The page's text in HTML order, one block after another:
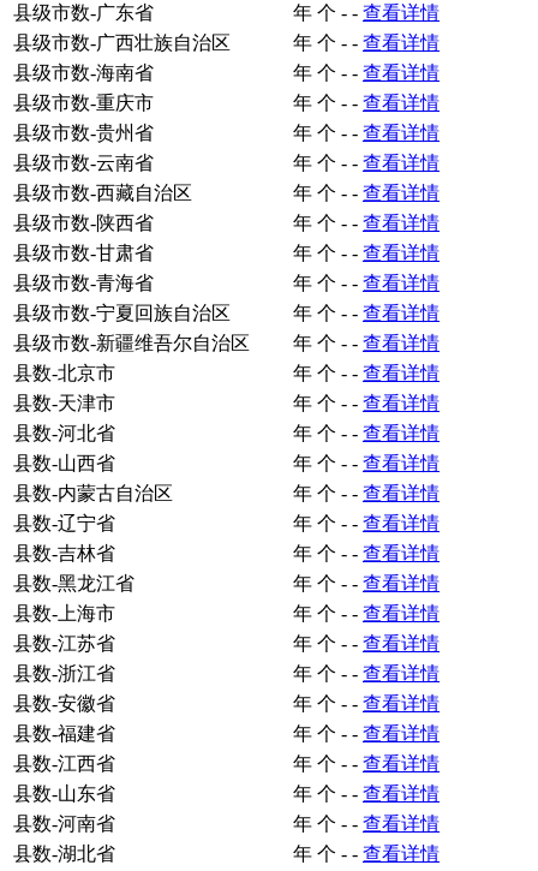
县级市数-广东省
年 个 - - 查看详情
县级市数-广西壮族自治区
年 个 - - 查看详情
县级市数-海南省
年 个 - - 查看详情
县级市数-重庆市
年 个 - - 查看详情
县级市数-贵州省
年 个 - - 查看详情
县级市数-云南省
年 个 - - 查看详情
县级市数-西藏自治区
年 个 - - 查看详情
县级市数-陕西省
年 个 - - 查看详情
县级市数-甘肃省
年 个 - - 查看详情
县级市数-青海省
年 个 - - 查看详情
县级市数-宁夏回族自治区
年 个 - - 查看详情
县级市数-新疆维吾尔自治区
年 个 - - 查看详情
县数-北京市
年 个 - - 查看详情
县数-天津市
年 个 - - 查看详情
县数-河北省
年 个 - - 查看详情
县数-山西省
年 个 - - 查看详情
县数-内蒙古自治区
年 个 - - 查看详情
县数-辽宁省
年 个 - - 查看详情
县数-吉林省
年 个 - - 查看详情
县数-黑龙江省
年 个 - - 查看详情
县数-上海市
年 个 - - 查看详情
县数-江苏省
年 个 - - 查看详情
县数-浙江省
年 个 - - 查看详情
县数-安徽省
年 个 - - 查看详情
县数-福建省
年 个 - - 查看详情
县数-江西省
年 个 - - 查看详情
县数-山东省
年 个 - - 查看详情
县数-河南省
年 个 - - 查看详情
县数-湖北省
年 个 - - 查看详情